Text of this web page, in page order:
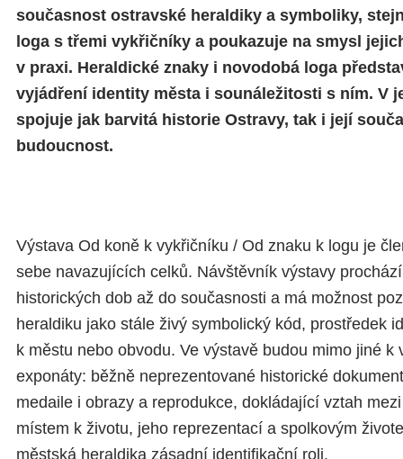
současnost ostravské heraldiky a symboliky,
loga s třemi vykřičníky a poukazuje na smysl
v praxi. Heraldické znaky i novodobá loga
vyjádření identity města i sounáležitosti s ním. V
spojuje jak barvitá historie Ostravy, tak i její
budoucnost.
Výstava Od koně k vykřičníku / Od znaku k logu je
sebe navazujících celků. Návštěvník výstavy
historických dob až do současnosti a má možnost
heraldiku jako stále živý symbolický kód, prostředek
k městu nebo obvodu. Ve výstavě budou mimo jiné k
exponáty: běžně neprezentované historické
medaile i obrazy a reprodukce, dokládající vztah
místem k životu, jeho reprezentací a spolkovým
městská heraldika zásadní identifikační roli.